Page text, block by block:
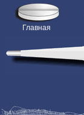
Главная